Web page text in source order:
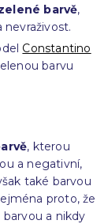
barvě,
Constantino
barvu
, kterou
a negativní,
také barvou
proto, že
a nikdy